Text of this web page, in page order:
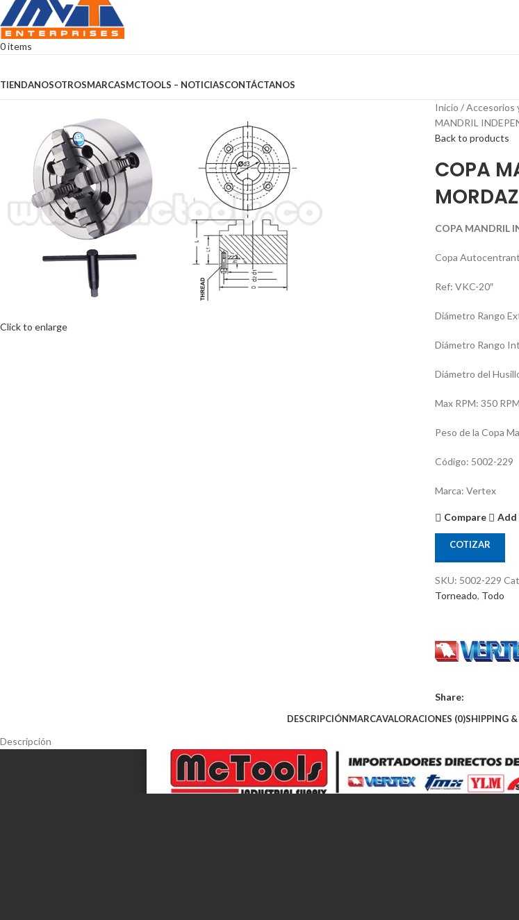
0items
TIENDANOSOTROSMARCASMCTOOLS – NOTICIASCONTÁCTANOS
Click to enlarge
Inicio Accesorios
MANDRIL
Back to products
COPA
COPA MANDRIL
Copa
Ref: VKC-20″
Diámetro Rango
Diámetro Rango
Diámetro del
Max RPM: 350 RPM
Peso de la Copa
Código: 5002-229
Marca: Vertex
Compare
COTIZAR
SKU: 5002-229
Torneado, Todo
Share:
DESCRIPCIÓNMARCAVALORACIONES (0)SHIPPING &
Descripción